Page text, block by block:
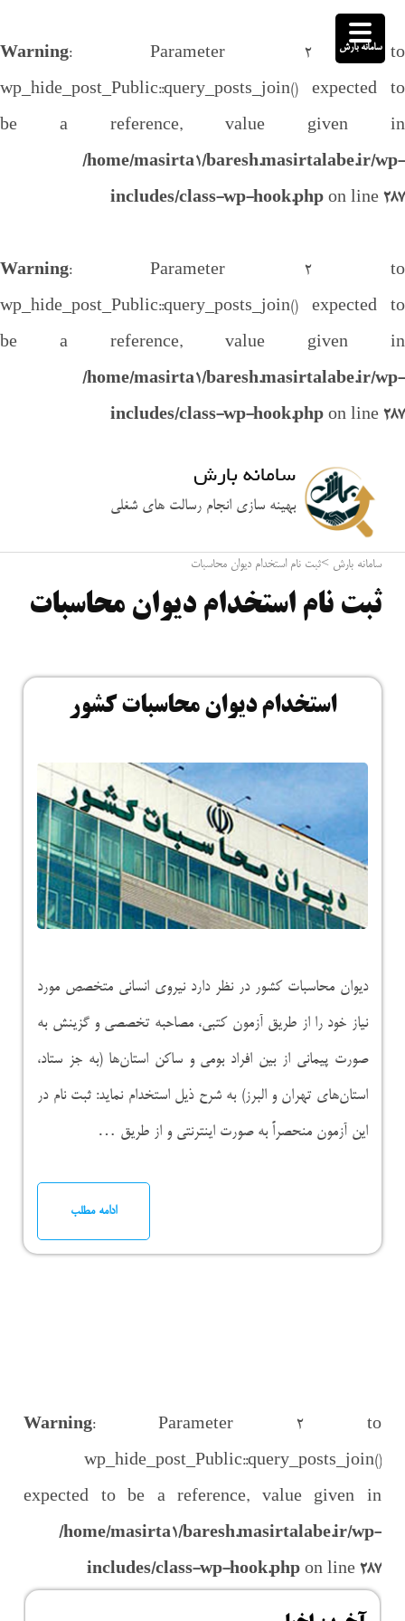
Warning: Parameter 2 to
wp_hide_post_Public::query_posts_join() expected to
be a reference, value given in
/home/masirta1/baresh.masirtalabe.ir/wp-
includes/class-wp-hook.php on line 287
Warning: Parameter 2 to
wp_hide_post_Public::query_posts_join() expected to
be a reference, value given in
/home/masirta1/baresh.masirtalabe.ir/wp-
includes/class-wp-hook.php on line 287
سامانه بارش
بهینه سازی انجام رسالت های شغلی
سامانه بارش >ثبت نام استخدام دیوان محاسبات
ثبت نام استخدام دیوان محاسبات
استخدام دیوان محاسبات کشور
دیوان محاسبات کشور در نظر دارد نیروی انسانی متخصص مورد
نیاز خود را از طریق آزمون کتبی، مصاحبه تخصصی و گزینش به
صورت پیمانی از بین افراد بومی و ساکن استان‌ها (به جز ستاد،
استان‌های تهران و البرز) به شرح ذیل استخدام نماید: ثبت نام در
این آزمون منحصراً به صورت اینترنتی و از طریق …
ادامه مطلب
Warning: Parameter 2 to
wp_hide_post_Public::query_posts_join()
expected to be a reference, value given in
/home/masirta1/baresh.masirtalabe.ir/wp-
includes/class-wp-hook.phpon line 287
سامانه بارش